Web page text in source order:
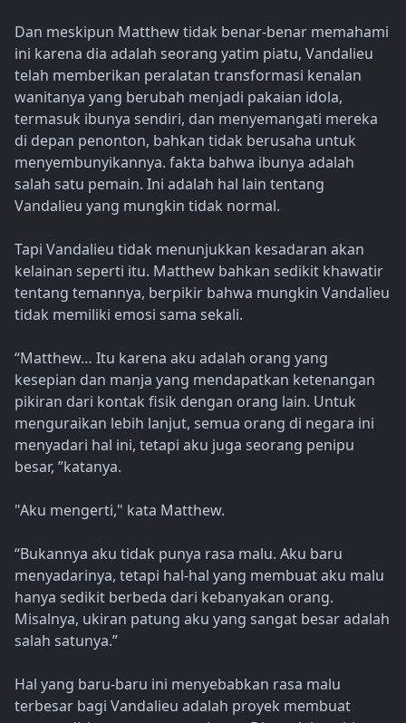
Dan meskipun Matthew tidak benar-benar memahami
ini karena dia adalah seorang yatim piatu, Vandalieu
telah memberikan peralatan transformasi kenalan
wanitanya yang berubah menjadi pakaian idola,
termasuk ibunya sendiri, dan menyemangati mereka
di depan penonton, bahkan tidak berusaha untuk
menyembunyikannya. fakta bahwa ibunya adalah
salah satu pemain. Ini adalah hal lain tentang
Vandalieu yang mungkin tidak normal.
Tapi Vandalieu tidak menunjukkan kesadaran akan
kelainan seperti itu. Matthew bahkan sedikit khawatir
tentang temannya, berpikir bahwa mungkin Vandalieu
tidak memiliki emosi sama sekali.
“Matthew… Itu karena aku adalah orang yang
kesepian dan manja yang mendapatkan ketenangan
pikiran dari kontak fisik dengan orang lain. Untuk
menguraikan lebih lanjut, semua orang di negara ini
menyadari hal ini, tetapi aku juga seorang penipu
besar, ”katanya.
"Aku mengerti," kata Matthew.
“Bukannya aku tidak punya rasa malu. Aku baru
menyadarinya, tetapi hal-hal yang membuat aku malu
hanya sedikit berbeda dari kebanyakan orang.
Misalnya, ukiran patung aku yang sangat besar adalah
salah satunya.”
Hal yang baru-baru ini menyebabkan rasa malu
terbesar bagi Vandalieu adalah proyek membuat